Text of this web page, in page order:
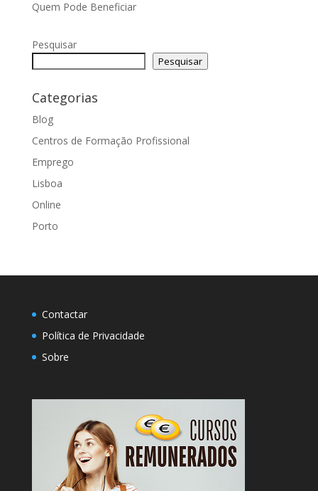
Quem Pode Beneficiar
Pesquisar
Pesquisar
Categorias
Blog
Centros de Formação Profissional
Emprego
Lisboa
Online
Porto
Contactar
Política de Privacidade
Sobre